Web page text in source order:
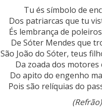
Tu és símbolo de
Dos patriarcas que tu
És lembrança de
De Sóter Mendes que
São João do Sóter, teus
Da zoada dos motores
Do apito do engenho
Pois são relíquias do
(Refrão)